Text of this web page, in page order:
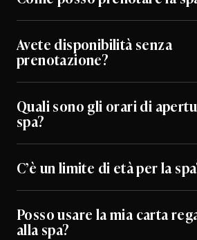
Avete disponibilità senza
prenotazione?
Quali sono gli orari di
spa?
C’è un limite di età per la
Posso usare la mia carta
alla spa?